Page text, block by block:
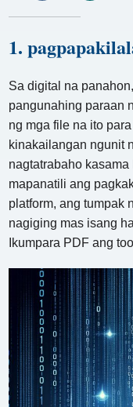
1.
Sa digital na
pangunahing paraan
ng mga file na ito
kinakailangan ngunit
nagtatrabaho
mapanatili ang
platform, ang tumpak
nagiging mas isang
Ikumpara PDF ang